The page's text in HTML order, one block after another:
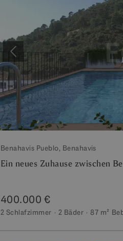
Vorherige
Benahavis Pueblo, Benahavis
Ein neues Zuhause zwischen
400.000 €
2 Schlafzimmer 2 Bäder 87 m²